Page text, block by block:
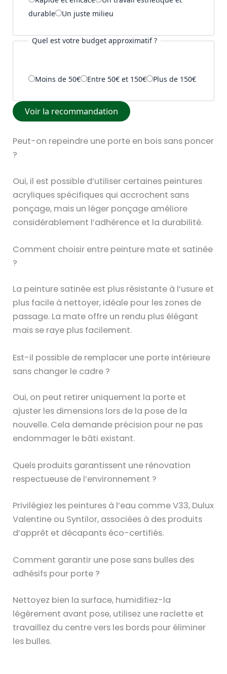
u
i
l
i
C
n
n
g
e
,
P
r
t
c
o
u
l
s
s
n
t
e
durable
Un juste milieu
Quel est votre budget approximatif ?
Moins de 50€ Entre 50€ et 150€ Plus de 150€
Voir la recommandation
Peut-on repeindre une porte en bois sans poncer
?
Oui, il est possible d’utiliser certaines peintures
acryliques spécifiques qui accrochent sans
ponçage, mais un léger ponçage améliore
considérablement l’adhérence et la durabilité.
Comment choisir entre peinture mate et satinée
?
La peinture satinée est plus résistante à l’usure et
plus facile à nettoyer, idéale pour les zones de
passage. La mate offre un rendu plus élégant
mais se raye plus facilement.
Est-il possible de remplacer une porte intérieure
sans changer le cadre ?
Oui, on peut retirer uniquement la porte et
ajuster les dimensions lors de la pose de la
nouvelle. Cela demande précision pour ne pas
endommager le bâti existant.
Quels produits garantissent une rénovation
respectueuse de l’environnement ?
Privilégiez les peintures à l’eau comme V33, Dulux
Valentine ou Syntilor, associées à des produits
d’apprêt et décapants éco-certifiés.
Comment garantir une pose sans bulles des
adhésifs pour porte ?
Nettoyez bien la surface, humidifiez-la
légèrement avant pose, utilisez une raclette et
travaillez du centre vers les bords pour éliminer
les bulles.